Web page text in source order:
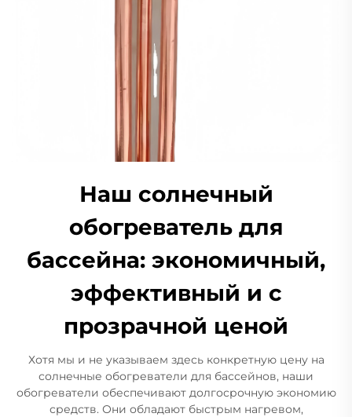
Наш солнечный
обогреватель для
бассейна: экономичный,
эффективный и с
прозрачной ценой
Хотя мы и не указываем здесь конкретную цену на
солнечные обогреватели для бассейнов, наши
обогреватели обеспечивают долгосрочную экономию
средств. Они обладают быстрым нагревом,